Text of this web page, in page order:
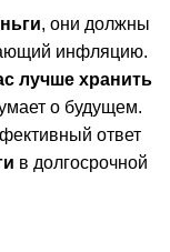
, они должны
инфляцию.
лучше хранить
о будущем.
ответ
в долгосрочной